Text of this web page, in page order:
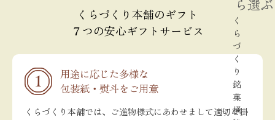
ら選ぶ
く
ら
づ
く
り
銘
菓
撰
くらづくり本舗のギフト
７つの安心ギフトサービス
用途に応じた多様な
包装紙・熨斗をご用意
くらづくり本舗では、ご進物様式にあわせまして適切な掛